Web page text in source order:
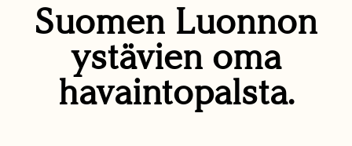
Suomen Luonnon
ystävien oma
havaintopalsta.